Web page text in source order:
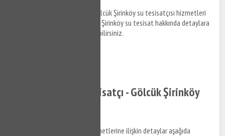
Gölcük Şirinköy tesisatçı ve Gölcük Şirinköy su tesisatçısı hizmetleri
hakkında bilgi almak ve Gölcük Şirinköy su tesisat hakkında detaylara
erişim sağlamak için bizi arayabilirsiniz.
Gölcük Şirinköy Tesisatçı - Gölcük Şirinköy
Gölcük Şirinköy su tesisat hizmetlerine ilişkin detaylar aşağıda